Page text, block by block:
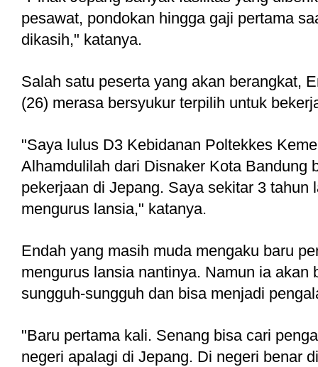
pesawat, pondokan hingga gaji pertama
dikasih," katanya.
Salah satu peserta yang akan berangkat,
(26) merasa bersyukur terpilih untuk
"Saya lulus D3 Kebidanan Poltekkes
Alhamdulilah dari Disnaker Kota Bandung
pekerjaan di Jepang. Saya sekitar 3 tahun
mengurus lansia," katanya.
Endah yang masih muda mengaku baru
mengurus lansia nantinya. Namun ia akan
sungguh-sungguh dan bisa menjadi
"Baru pertama kali. Senang bisa cari
negeri apalagi di Jepang. Di negeri benar